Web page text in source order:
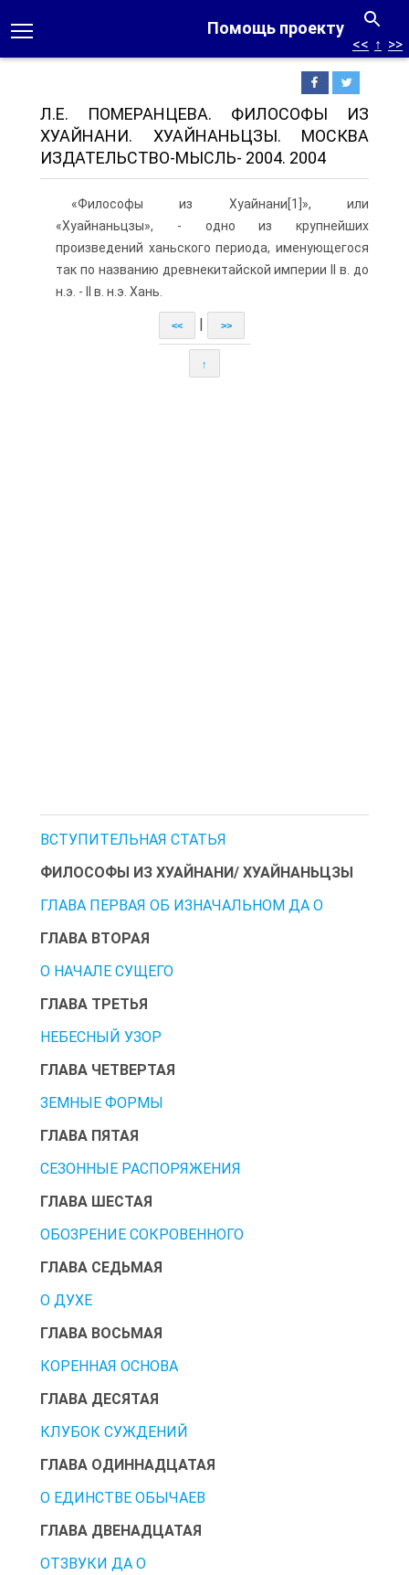
Помощь проекту
<< ↑ >>
Л.E. ПОМЕРАНЦЕВА. ФИЛОСОФЫ ИЗ
ХУАЙНАНИ. ХУАЙНАНЬЦЗЫ. МОСКВА
ИЗДАТЕЛЬСТВО-МЫСЛЬ- 2004. 2004
«Философы из Хуайнани[1]», или
«Хуайнаньцзы», - одно из крупнейших
произведений ханьского периода, именующегося
так по названию древнекитайской империи II в. до
н.э. - II в. н.э. Хань.
<< >>
↑
ВСТУПИТЕЛЬНАЯ СТАТЬЯ
ФИЛОСОФЫ ИЗ ХУАЙНАНИ/ ХУАЙНАНЬЦЗЫ
ГЛАВА ПЕРВАЯ ОБ ИЗНАЧАЛЬНОМ ДА О
ГЛАВА ВТОРАЯ
О НАЧАЛЕ СУЩЕГО
ГЛАВА ТРЕТЬЯ
НЕБЕСНЫЙ УЗОР
ГЛАВА ЧЕТВЕРТАЯ
ЗЕМНЫЕ ФОРМЫ
ГЛАВА ПЯТАЯ
СЕЗОННЫЕ РАСПОРЯЖЕНИЯ
ГЛАВА ШЕСТАЯ
ОБОЗРЕНИЕ СОКРОВЕННОГО
ГЛАВА СЕДЬМАЯ
О ДУХЕ
ГЛАВА ВОСЬМАЯ
КОРЕННАЯ ОСНОВА
ГЛАВА ДЕСЯТАЯ
КЛУБОК СУЖДЕНИЙ
ГЛАВА ОДИННАДЦАТАЯ
О ЕДИНСТВЕ ОБЫЧАЕВ
ГЛАВА ДВЕНАДЦАТАЯ
ОТЗВУКИ ДА О